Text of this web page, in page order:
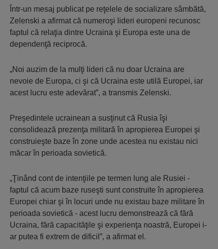
Într-un mesaj publicat pe reţelele de socializare sâmbătă,
Zelenski a afirmat că numeroşi lideri europeni recunosc
faptul că relaţia dintre Ucraina şi Europa este una de
dependenţă reciprocă.
„Noi auzim de la mulţi lideri că nu doar Ucraina are
nevoie de Europa, ci şi că Ucraina este utilă Europei, iar
acest lucru este adevărat”, a transmis Zelenski.
Preşedintele ucrainean a susţinut că Rusia îşi
consolidează prezenţa militară în apropierea Europei şi
construieşte baze în zone unde acestea nu existau nici
măcar în perioada sovietică.
„Ţinând cont de intenţiile pe termen lung ale Rusiei -
faptul că acum baze ruseşti sunt construite în apropierea
Europei chiar şi în locuri unde nu existau baze militare în
perioada sovietică - acest lucru demonstrează că fără
Ucraina, fără capacităţile şi experienţa noastră, Europei i-
ar putea fi extrem de dificil”, a afirmat el.